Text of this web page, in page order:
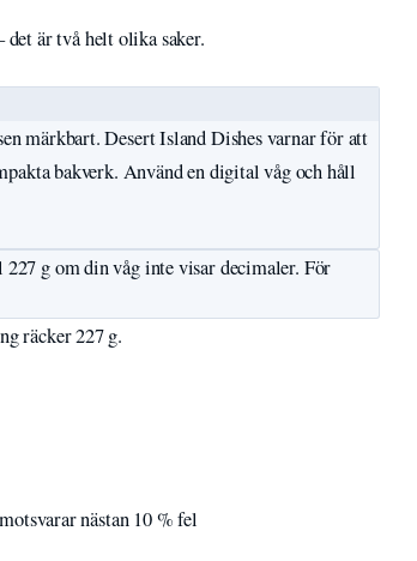
är två helt olika saker.
märkbart. Desert Island Dishes varnar för att
bakverk. Använd en digital våg och håll
g om din våg inte visar decimaler. För
räcker 227 g.
nästan 10 % fel